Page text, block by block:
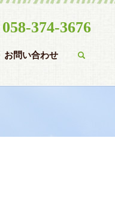
058-374-3676
お問い合わせ